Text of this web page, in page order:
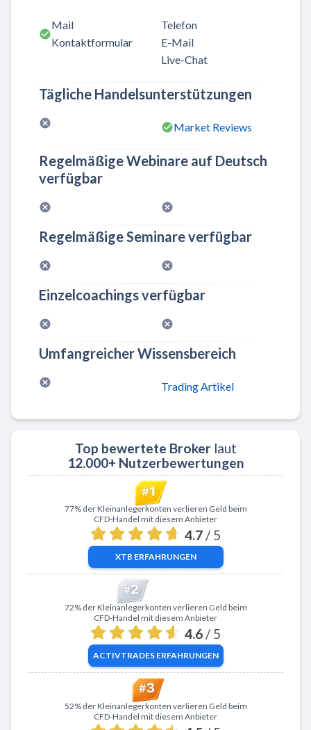
Mail
Kontaktformular
Telefon
E-Mail
Live-Chat
Tägliche Handelsunterstützungen
Market Reviews
Regelmäßige Webinare auf Deutsch
verfügbar
Regelmäßige Seminare verfügbar
Einzelcoachings verfügbar
Umfangreicher Wissensbereich
Trading Artikel
Top bewertete Brokerlaut
12.000+ Nutzerbewertungen
Zu XTB
77% der Kleinanlegerkonten verlieren Geld beim
CFD-Handel mit diesem Anbieter
4.7 / 5
XTB ERFAHRUNGEN
Zu ActivTrades
72% der Kleinanlegerkonten verlieren Geld beim
CFD-Handel mit diesem Anbieter
4.6 / 5
ACTIVTRADESERFAHRUNGEN
Zu eToro
52% der Kleinanlegerkonten verlieren Geld beim
CFD-Handel mit diesem Anbieter